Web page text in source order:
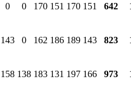
0 0 170 151 170 151 642
143 0 162 186 189 143 823
158 138 183 131 197 166 973